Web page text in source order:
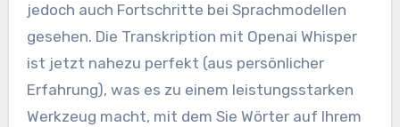
jedoch auch Fortschritte bei Sprachmodellen
gesehen. Die Transkription mit Openai Whisper
ist jetzt nahezu perfekt (aus persönlicher
Erfahrung), was es zu einem leistungsstarken
Werkzeug macht, mit dem Sie Wörter auf Ihrem